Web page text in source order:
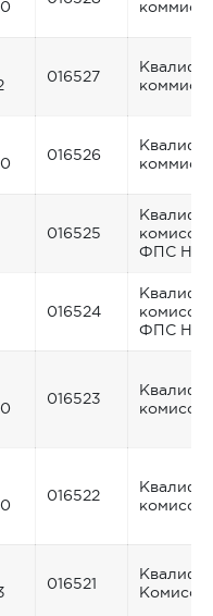
016527
016526
016525
ФПС
016524
ФПС
016523
016522
016521